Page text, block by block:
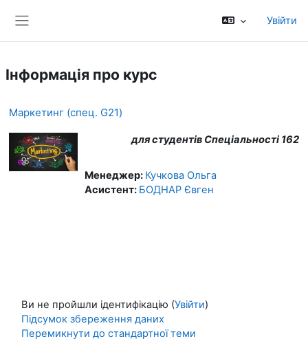
Увійти
Інформація про курс
Маркетинг (спец. G21)
для студентів Спеціальності 162
Менеджер: Кучкова Ольга
Асистент: БОДНАР Євген
Ви не пройшли ідентифікацію (Увійти)
Підсумок збереження даних
Перемикнути до стандартної теми